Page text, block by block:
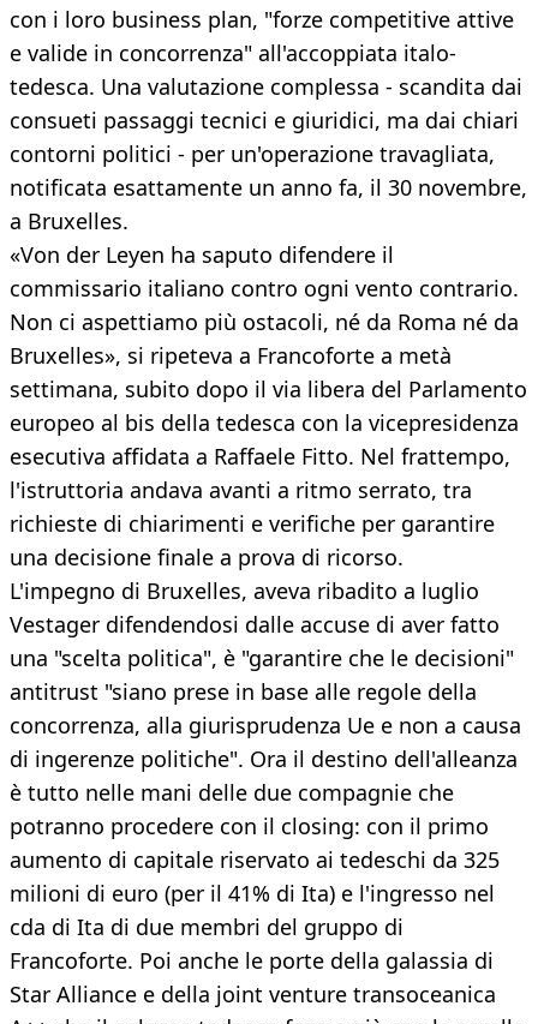
con i loro business plan, "forze competitive attive
e valide in concorrenza" all'accoppiata italo-
tedesca. Una valutazione complessa - scandita dai
consueti passaggi tecnici e giuridici, ma dai chiari
contorni politici - per un'operazione travagliata,
notificata esattamente un anno fa, il 30 novembre,
a Bruxelles.
«Von der Leyen ha saputo difendere il
commissario italiano contro ogni vento contrario.
Non ci aspettiamo più ostacoli, né da Roma né da
Bruxelles», si ripeteva a Francoforte a metà
settimana, subito dopo il via libera del Parlamento
europeo al bis della tedesca con la vicepresidenza
esecutiva affidata a Raffaele Fitto. Nel frattempo,
l'istruttoria andava avanti a ritmo serrato, tra
richieste di chiarimenti e verifiche per garantire
una decisione finale a prova di ricorso.
L'impegno di Bruxelles, aveva ribadito a luglio
Vestager difendendosi dalle accuse di aver fatto
una "scelta politica", è "garantire che le decisioni"
antitrust "siano prese in base alle regole della
concorrenza, alla giurisprudenza Ue e non a causa
di ingerenze politiche". Ora il destino dell'alleanza
è tutto nelle mani delle due compagnie che
potranno procedere con il closing: con il primo
aumento di capitale riservato ai tedeschi da 325
milioni di euro (per il 41% di Ita) e l'ingresso nel
cda di Ita di due membri del gruppo di
Francoforte. Poi anche le porte della galassia di
Star Alliance e della joint venture transoceanica